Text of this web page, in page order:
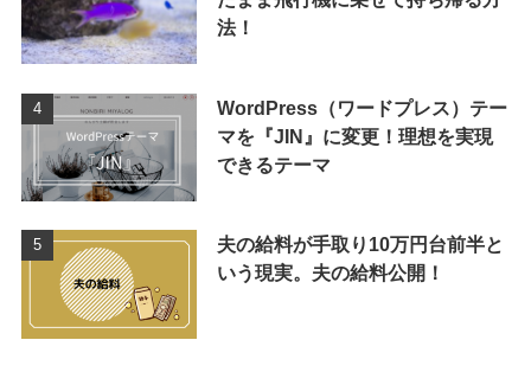
法！
WordPress（ワードプレス）テー
マを『JIN』に変更！理想を実現
できるテーマ
夫の給料が手取り10万円台前半と
いう現実。夫の給料公開！